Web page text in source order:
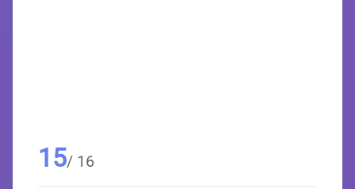
15/ 16